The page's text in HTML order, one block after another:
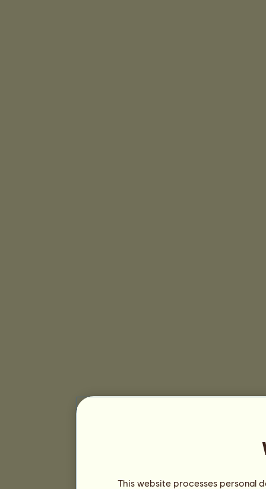
This website processes personal